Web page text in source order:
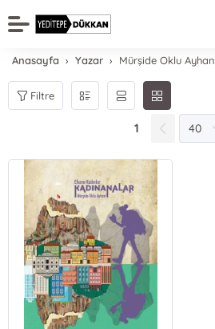
Anasayfa Yazar Mürşide Oklu Ayhan
Filtre
1